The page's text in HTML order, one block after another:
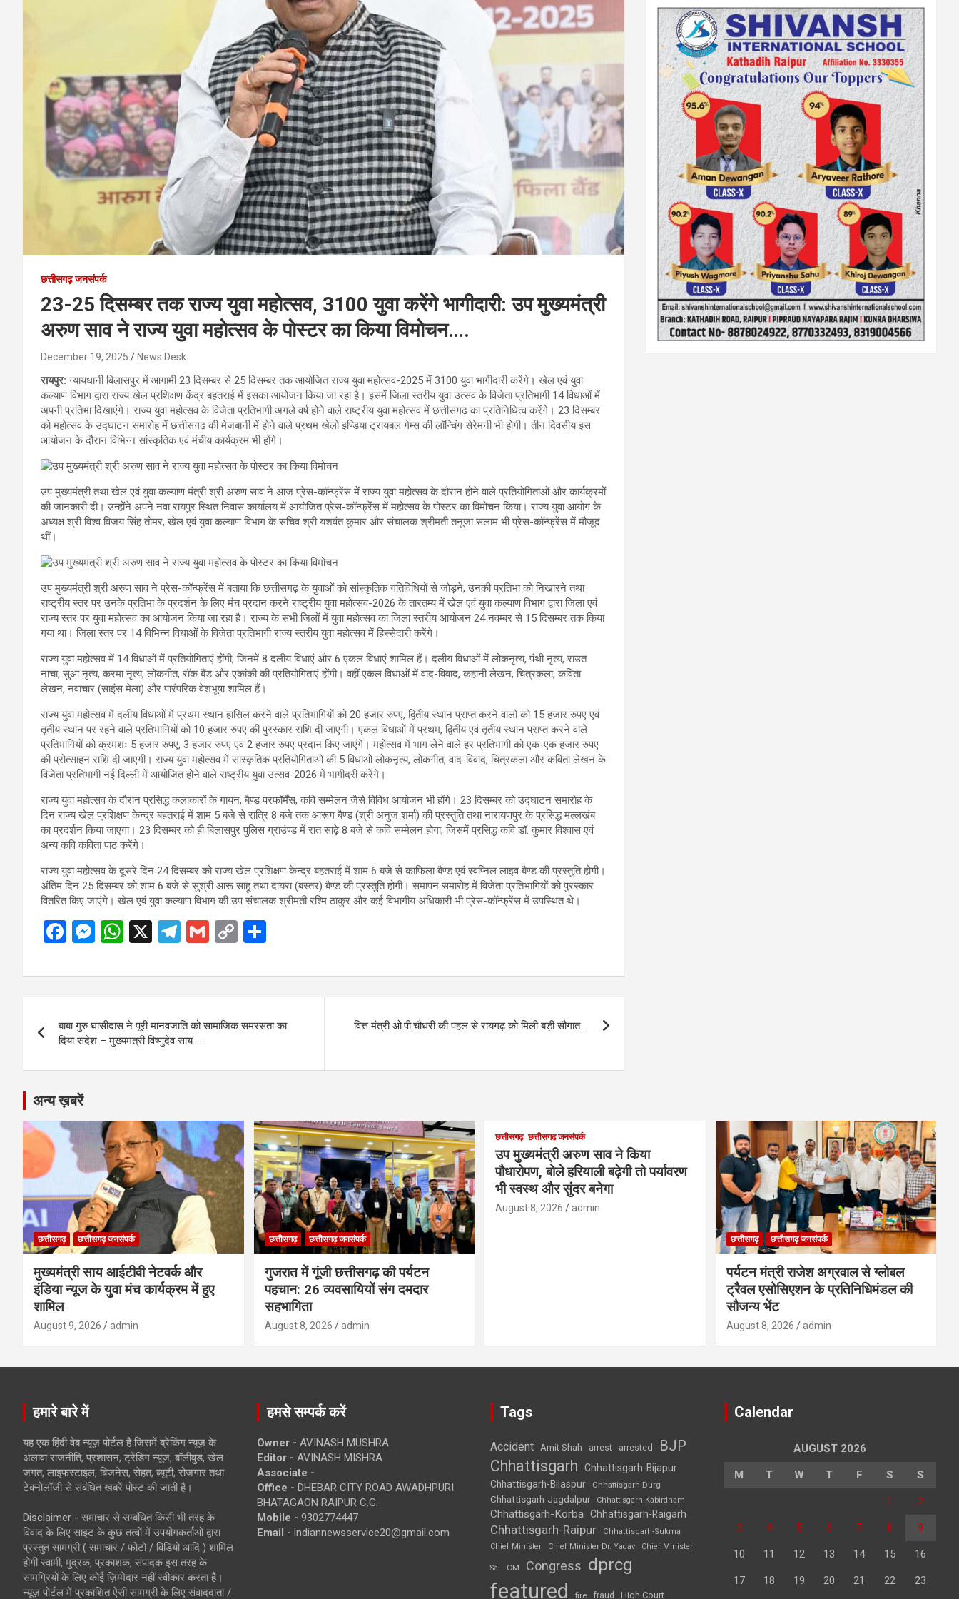
छत्तीसगढ़ जनसंपर्क
23-25 दिसम्बर तक राज्य युवा महोत्सव, 3100 युवा करेंगे भागीदारी: उप मुख्यमंत्री
अरुण साव ने राज्य युवा महोत्सव के पोस्टर का किया विमोचन….
December 19, 2025 News Desk
रायपुर:न्यायधानी बिलासपुर में आगामी 23 दिसम्बर से 25 दिसम्बर तक आयोजित राज्य युवा महोत्सव-2025 में 3100 युवा भागीदारी करेंगे। खेल एवं युवा
कल्याण विभाग द्वारा राज्य खेल प्रशिक्षण केंद्र बहतराई में इसका आयोजन किया जा रहा है। इसमें जिला स्तरीय युवा उत्सव के विजेता प्रतिभागी 14 विधाओं में
अपनी प्रतिभा दिखाएंगे। राज्य युवा महोत्सव के विजेता प्रतिभागी अगले वर्ष होने वाले राष्ट्रीय युवा महोत्सव में छत्तीसगढ़ का प्रतिनिधित्व करेंगे। 23 दिसम्बर
को महोत्सव के उद्घाटन समारोह में छत्तीसगढ़ की मेजबानी में होने वाले प्रथम खेलो इण्डिया ट्रायबल गेम्स की लॉन्चिंग सेरेमनी भी होगी। तीन दिवसीय इस
आयोजन के दौरान विभिन्न सांस्कृतिक एवं मंचीय कार्यक्रम भी होंगे।
उप मुख्यमंत्री तथा खेल एवं युवा कल्याण मंत्री श्री अरुण साव ने आज प्रेस-कॉन्फ्रेंस में राज्य युवा महोत्सव के दौरान होने वाले प्रतियोगिताओं और कार्यक्रमों
की जानकारी दी। उन्होंने अपने नवा रायपुर स्थित निवास कार्यालय में आयोजित प्रेस-कॉन्फ्रेंस में महोत्सव के पोस्टर का विमोचन किया। राज्य युवा आयोग के
अध्यक्ष श्री विश्व विजय सिंह तोमर, खेल एवं युवा कल्याण विभाग के सचिव श्री यशवंत कुमार और संचालक श्रीमती तनूजा सलाम भी प्रेस-कॉन्फ्रेंस में मौजूद
थीं।
उप मुख्यमंत्री श्री अरुण साव ने प्रेस-कॉन्फ्रेंस में बताया कि छत्तीसगढ़ के युवाओं को सांस्कृतिक गतिविधियों से जोड़ने, उनकी प्रतिभा को निखारने तथा
राष्ट्रीय स्तर पर उनके प्रतिभा के प्रदर्शन के लिए मंच प्रदान करने राष्ट्रीय युवा महोत्सव-2026 के तारतम्य में खेल एवं युवा कल्याण विभाग द्वारा जिला एवं
राज्य स्तर पर युवा महोत्सव का आयोजन किया जा रहा है। राज्य के सभी जिलों में युवा महोत्सव का जिला स्तरीय आयोजन 24 नवम्बर से 15 दिसम्बर तक किया
गया था। जिला स्तर पर 14 विभिन्न विधाओं के विजेता प्रतिभागी राज्य स्तरीय युवा महोत्सव में हिस्सेदारी करेंगे।
राज्य युवा महोत्सव में 14 विधाओं में प्रतियोगिताएं होंगी, जिनमें 8 दलीय विधाएं और 6 एकल विधाएं शामिल हैं। दलीय विधाओं में लोकनृत्य, पंथी नृत्य, राउत
नाचा, सुआ नृत्य, करमा नृत्य, लोकगीत, रॉक बैंड और एकांकी की प्रतियोगिताएं होंगी। वहीं एकल विधाओं में वाद-विवाद, कहानी लेखन, चित्रकला, कविता
लेखन, नवाचार (साइंस मेला) और पारंपरिक वेशभूषा शामिल हैं।
राज्य युवा महोत्सव में दलीय विधाओं में प्रथम स्थान हासिल करने वाले प्रतिभागियों को 20 हजार रुपए, द्वितीय स्थान प्राप्त करने वालों को 15 हजार रुपए एवं
तृतीय स्थान पर रहने वाले प्रतिभागियों को 10 हजार रुपए की पुरस्कार राशि दी जाएगी। एकल विधाओं में प्रथम, द्वितीय एवं तृतीय स्थान प्राप्त करने वाले
प्रतिभागियों को क्रमशः 5 हजार रुपए, 3 हजार रुपए एवं 2 हजार रुपए प्रदान किए जाएंगे। महोत्सव में भाग लेने वाले हर प्रतिभागी को एक-एक हजार रुपए
की प्रोत्साहन राशि दी जाएगी। राज्य युवा महोत्सव में सांस्कृतिक प्रतियोगिताओं की 5 विधाओं लोकनृत्य, लोकगीत, वाद-विवाद, चित्रकला और कविता लेखन के
विजेता प्रतिभागी नई दिल्ली में आयोजित होने वाले राष्ट्रीय युवा उत्सव-2026 में भागीदरी करेंगे।
राज्य युवा महोत्सव के दौरान प्रसिद्ध कलाकारों के गायन, बैण्ड परफॉर्मेंस, कवि सम्मेलन जैसे विविध आयोजन भी होंगे। 23 दिसम्बर को उद्घाटन समारोह के
दिन राज्य खेल प्रशिक्षण केन्द्र बहतराई में शाम 5 बजे से रात्रि 8 बजे तक आरूग बैण्ड (श्री अनुज शर्मा) की प्रस्तुति तथा नारायणपुर के प्रसिद्ध मल्लखंब
का प्रदर्शन किया जाएगा। 23 दिसम्बर को ही बिलासपुर पुलिस ग्राउंण्ड में रात साढ़े 8 बजे से कवि सम्मेलन होगा, जिसमें प्रसिद्ध कवि डॉ. कुमार विश्वास एवं
अन्य कवि कविता पाठ करेंगे।
राज्य युवा महोत्सव के दूसरे दिन 24 दिसम्बर को राज्य खेल प्रशिक्षण केन्द्र बहतराई में शाम 6 बजे से काफिला बैण्ड एवं स्वप्निल लाइव बैण्ड की प्रस्तुति होगी।
अंतिम दिन 25 दिसम्बर को शाम 6 बजे से सुश्री आरू साहू तथा दायरा (बस्तर) बैण्ड की प्रस्तुति होगी। समापन समारोह में विजेता प्रतिभागियों को पुरस्कार
वितरित किए जाएंगे। खेल एवं युवा कल्याण विभाग की उप संचालक श्रीमती रश्मि ठाकुर और कई विभागीय अधिकारी भी प्रेस-कॉन्फ्रेंस में उपस्थित थे।
F
ce
o
o
k
M
se
g
er
W
at
A
p
p
X
T
e
a
m
G
ail
C
py
n
ar
navigation
बाबा गुरु घासीदास ने पूरी मानवजाति को सामाजिक समरसता का
दिया संदेश – मुख्यमंत्री विष्णुदेव साय….
वित्त मंत्री ओ.पी.चौधरी की पहल से रायगढ़ को मिली बड़ी सौगात….
अन्य ख़बरें
छत्तीसगढ़ छत्तीसगढ़ जनसंपर्क
मुख्यमंत्री साय आईटीवी नेटवर्क और
इंडिया न्यूज के युवा मंच कार्यक्रम में हुए
शामिल
August 9, 2026 admin
छत्तीसगढ़ छत्तीसगढ़ जनसंपर्क
गुजरात में गूंजी छत्तीसगढ़ की पर्यटन
पहचान: 26 व्यवसायियों संग दमदार
सहभागिता
August 8, 2026 admin
छत्तीसगढ़ छत्तीसगढ़ जनसंपर्क
उप मुख्यमंत्री अरुण साव ने किया
पौधारोपण, बोले हरियाली बढ़ेगी तो पर्यावरण
भी स्वस्थ और सुंदर बनेगा
August 8, 2026 admin
छत्तीसगढ़ छत्तीसगढ़ जनसंपर्क
पर्यटन मंत्री राजेश अग्रवाल से ग्लोबल
ट्रैवल एसोसिएशन के प्रतिनिधिमंडल की
सौजन्य भेंट
August 8, 2026 admin
हमारे बारे में
यह एक हिंदी वेब न्यूज़ पोर्टल है जिसमें ब्रेकिंग न्यूज़ के
अलावा राजनीति, प्रशासन, ट्रेंडिंग न्यूज, बॉलीवुड, खेल
जगत, लाइफस्टाइल, बिजनेस, सेहत, ब्यूटी, रोजगार तथा
टेक्नोलॉजी से संबंधित खबरें पोस्ट की जाती है।
Disclaimer - समाचार से सम्बंधित किसी भी तरह के
विवाद के लिए साइट के कुछ तत्वों में उपयोगकर्ताओं द्वारा
प्रस्तुत सामग्री ( समाचार / फोटो / विडियो आदि ) शामिल
होगी स्वामी, मुद्रक, प्रकाशक, संपादक इस तरह के
सामग्रियों के लिए कोई ज़िम्मेदार नहीं स्वीकार करता है।
न्यूज़ पोर्टल में प्रकाशित ऐसी सामग्री के लिए संवाददाता /
हमसे सम्पर्क करें
Owner - AVINASH MUSHRA
Editor - AVINASH MISHRA
Associate -
Office - DHEBAR CITY ROAD AWADHPURI
BHATAGAON RAIPUR C.G.
Mobile - 9302774447
Email - indiannewsservice20@gmail.com
Tags
Accident Amit Shah arrest arrested BJP
Chhattisgarh
Chhattisgarh-Bijapur
Chhattisgarh-Bilaspur
Chhattisgarh-Durg
Chhattisgarh-Jagdalpur Chhattisgarh-Kabirdham
Chhattisgarh-Korba Chhattisgarh-Raigarh
Chhattisgarh-Raipur
Chhattisgarh-Sukma
Chief Minister
Chief Minister Dr. Yadav Chief Minister
Sai CM Congress dprcg
featured fire fraud High Court
Calendar
AUGUST 2026
M T W T F S S
1 2
3 4 5 6 7 8 9
10 11 12 13 14 15 16
17 18 19 20 21 22 23